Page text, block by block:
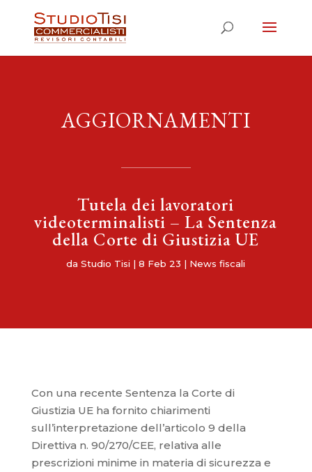
AGGIORNAMENTI
Tutela dei lavoratori
videoterminalisti – La Sentenza
della Corte di Giustizia UE
daStudio Tisi |8 Feb 23 | News fiscali
Con una recente Sentenza la Corte di
Giustizia UE ha fornito chiarimenti
sull’interpretazione dell’articolo 9 della
Direttiva n. 90/270/CEE, relativa alle
prescrizioni minime in materia di sicurezza e